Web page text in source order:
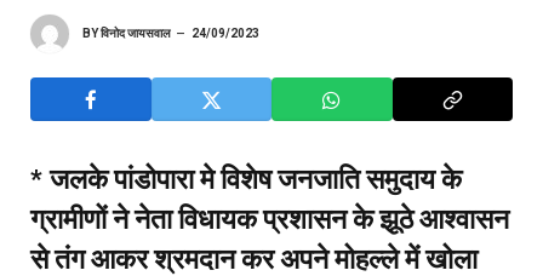
BYविनोद जायसवाल 24/09/2023
*जलके पांडोपारा मे विशेष जनजाति समुदाय के
ग्रामीणों ने नेता विधायक प्रशासन के झूठे आश्वासन
से तंग आकर श्रमदान कर अपने मोहल्ले में खोला